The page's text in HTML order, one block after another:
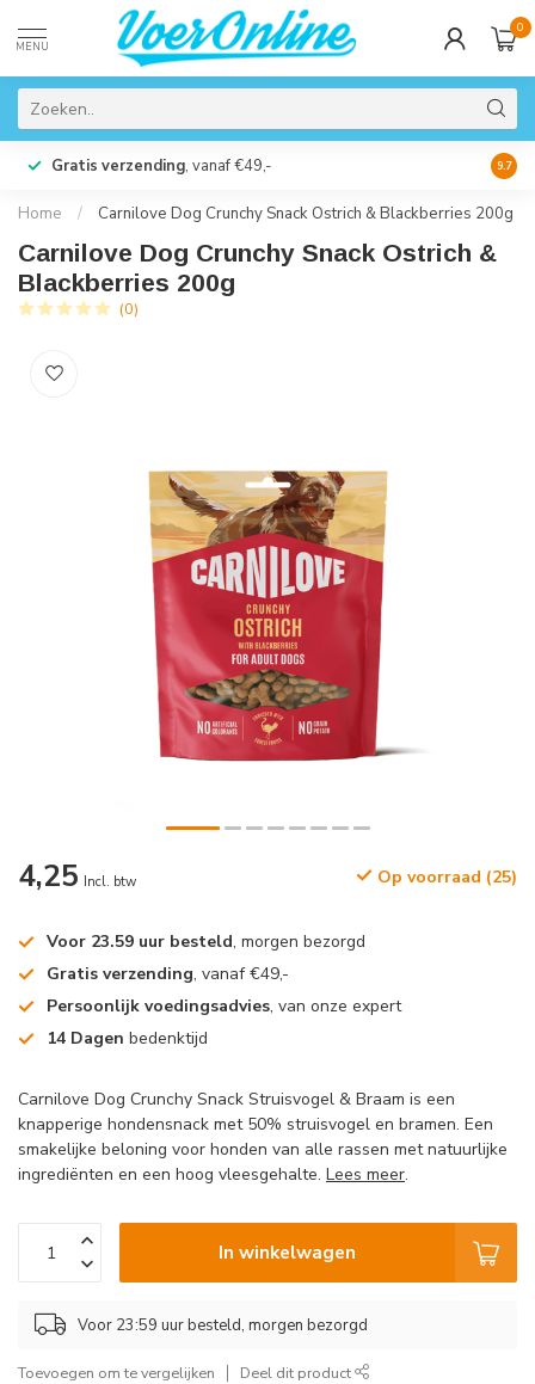
MENU
0
Gratis verzending, vanaf €49,- 9.7
Home / Carnilove Dog Crunchy Snack Ostrich & Blackberries 200g
Carnilove Dog Crunchy Snack Ostrich &
Blackberries 200g
(0)
4,25 Incl. btw Op voorraad (25)
Voor 23.59 uur besteld, morgen bezorgd
Gratis verzending, vanaf €49,-
Persoonlijk voedingsadvies, van onze expert
14 Dagen bedenktijd
Carnilove Dog Crunchy Snack Struisvogel & Braam is een
knapperige hondensnack met 50% struisvogel en bramen. Een
smakelijke beloning voor honden van alle rassen met natuurlijke
ingrediënten en een hoog vleesgehalte. Lees meer.
In winkelwagen
Voor 23:59 uur besteld, morgen bezorgd
Toevoegen om te vergelijken Deel dit product